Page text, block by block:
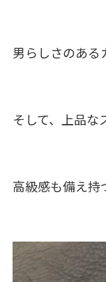
男らしさのある
そして、上品な
高級感も備え持